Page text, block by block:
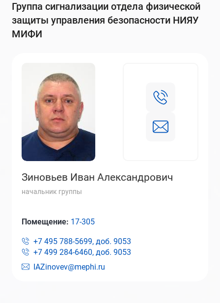
группа сигнализации отдела физической
защиты управления безопасности НИЯУ
МИФИ
Зиновьев Иван Александрович
начальник группы
IAZinovev@mephi.ru
Помещение: 17-305
+7 495 788-5699, доб. 9053
+7 499 284-6460, доб. 9053